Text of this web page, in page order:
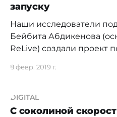
соотечественником,
по
запуску
Наши исследователи
Бейбита Абдикенова
ReLive) создали проект
механизмом, который
экзоскелетом для рук. С помощью bluetooth
аппарат передает
8 февр. 2019 г.
DIGITAL
С соколиной